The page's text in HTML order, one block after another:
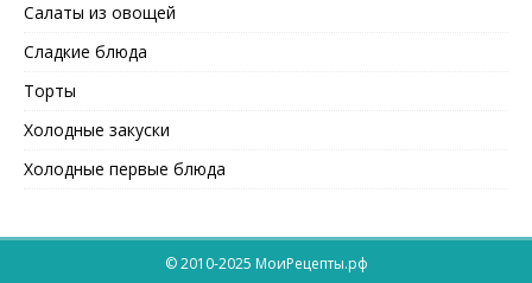
Салаты из овощей
Сладкие блюда
Торты
Холодные закуски
Холодные первые блюда
© 2010-2025 МоиРецепты.рф